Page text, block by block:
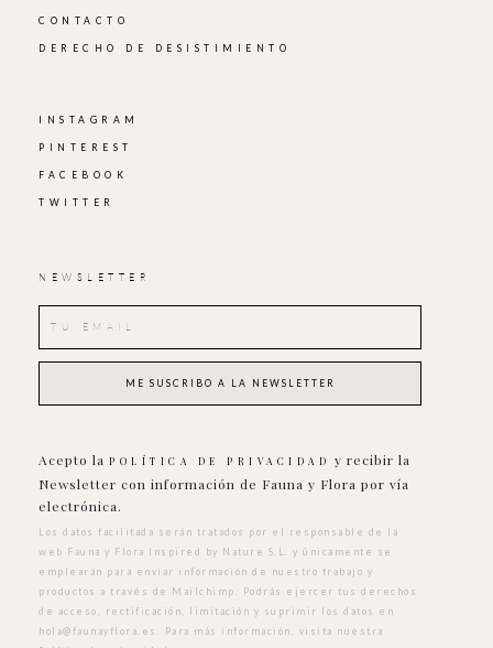
CONTACTO
DERECHO DE DESISTIMIENTO
INSTAGRAM
PINTEREST
FACEBOOK
TWITTER
NEWSLETTER
Acepto la POLÍTICA DE PRIVACIDAD
y recibir la
Newsletter con información de Fauna y Flora por vía
electrónica.
Los datos facilitada serán tratados por el responsable de la
web Fauna y Flora Inspired by Nature S.L. y únicamente se
emplearán para enviar información de nuestro trabajo y
productos a través de Mailchimp. Podrás ejercer tus derechos
de acceso, rectificación, limitación y suprimir los datos en
hola@faunayflora.es
. Para más información, visita nuestra